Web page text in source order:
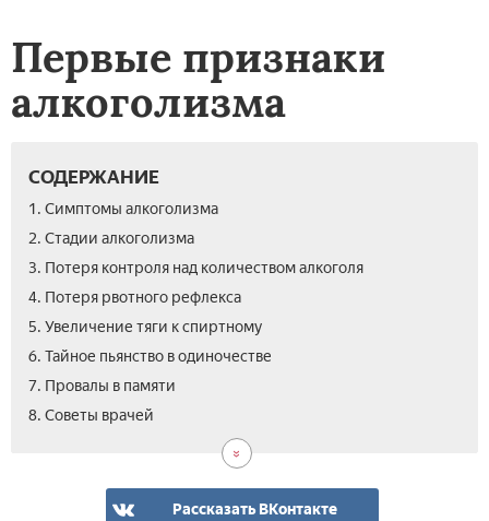
Первые признаки
алкоголизма
СОДЕРЖАНИЕ
1. Симптомы алкоголизма
2. Стадии алкоголизма
3. Потеря контроля над количеством алкоголя
4. Потеря рвотного рефлекса
5. Увеличение тяги к спиртному
6. Тайное пьянство в одиночестве
7. Провалы в памяти
8. Советы врачей
Рассказать ВКонтакте